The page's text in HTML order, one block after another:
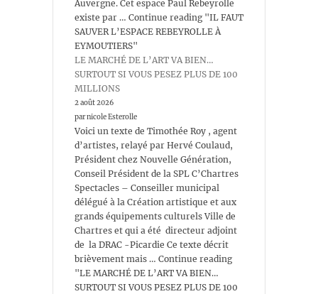
Auvergne. Cet espace Paul Rebeyrolle
existe par … Continue reading "IL FAUT
SAUVER L’ESPACE REBEYROLLE À
EYMOUTIERS"
LE MARCHÉ DE L’ART VA BIEN…
SURTOUT SI VOUS PESEZ PLUS DE 100
MILLIONS
2 août 2026
par nicole Esterolle
Voici un texte de Timothée Roy , agent
d’artistes, relayé par Hervé Coulaud,
Président chez Nouvelle Génération,
Conseil Président de la SPL C’Chartres
Spectacles – Conseiller municipal
délégué à la Création artistique et aux
grands équipements culturels Ville de
Chartres et qui a été directeur adjoint
de la DRAC -Picardie Ce texte décrit
brièvement mais … Continue reading
"LE MARCHÉ DE L’ART VA BIEN…
SURTOUT SI VOUS PESEZ PLUS DE 100